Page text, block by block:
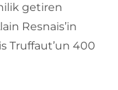
getiren
Resnais’in
Truffaut’un 400